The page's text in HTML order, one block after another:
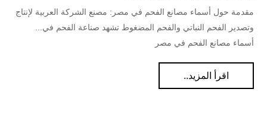
مقدمة حول أسماء مصانع الفحم في مصر: مصنع الشركة العربية لإنتاج
وتصدير الفحم النباتي والفحم المضغوط تشهد صناعة الفحم في...
أسماء مصانع الفحم في مصر
اقرأ المزيد..